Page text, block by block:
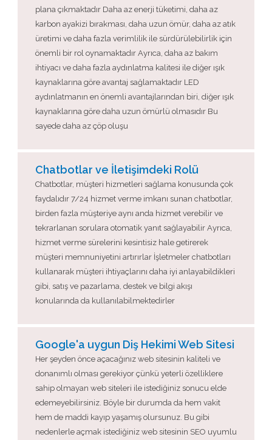
plana çıkmaktadır Daha az enerji tüketimi, daha az
karbon ayakizi bırakması, daha uzun ömür, daha az atık
üretimi ve daha fazla verimlilik ile sürdürülebilirlik için
önemli bir rol oynamaktadır Ayrıca, daha az bakım
ihtiyacı ve daha fazla aydınlatma kalitesi ile diğer ışık
kaynaklarına göre avantaj sağlamaktadır LED
aydınlatmanın en önemli avantajlarından biri, diğer ışık
kaynaklarına göre daha uzun ömürlü olmasıdır Bu
sayede daha az çöp oluşu
Chatbotlar ve İletişimdeki Rolü
Chatbotlar, müşteri hizmetleri sağlama konusunda çok
faydalıdır 7/24 hizmet verme imkanı sunan chatbotlar,
birden fazla müşteriye aynı anda hizmet verebilir ve
tekrarlanan sorulara otomatik yanıt sağlayabilir Ayrıca,
hizmet verme sürelerini kesintisiz hale getirerek
müşteri memnuniyetini artırırlar İşletmeler chatbotları
kullanarak müşteri ihtiyaçlarını daha iyi anlayabildikleri
gibi, satış ve pazarlama, destek ve bilgi akışı
konularında da kullanılabilmektedirler
Google'a uygun Diş Hekimi Web Sitesi
Her şeyden önce açacağınız web sitesinin kaliteli ve
donanımlı olması gerekiyor çünkü yeterli özelliklere
sahip olmayan web siteleri ile istediğiniz sonucu elde
edemeyebilirsiniz. Böyle bir durumda da hem vakit
hem de maddi kayıp yaşamış olursunuz. Bu gibi
nedenlerle açmak istediğiniz web sitesinin SEO uyumlu